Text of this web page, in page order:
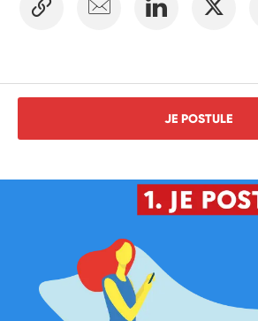
JE POSTULE